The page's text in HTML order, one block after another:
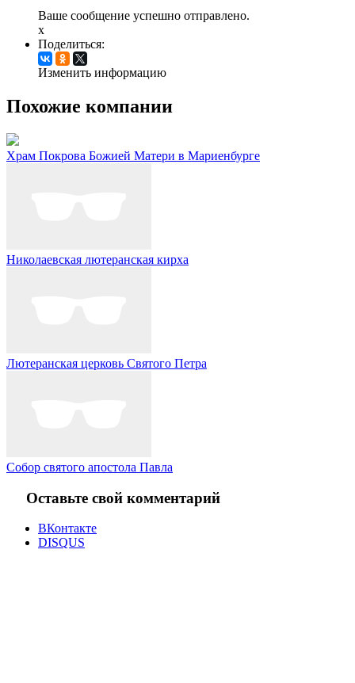
Ваше сообщение успешно отправлено.
x
Поделиться:
Изменить информацию
Похожие компании
Храм Покрова Божией Матери в Мариенбурге
Николаевская лютеранская кирха
Лютеранская церковь Святого Петра
Собор святого апостола Павла
Оставьте свой комментарий
ВКонтакте
DISQUS